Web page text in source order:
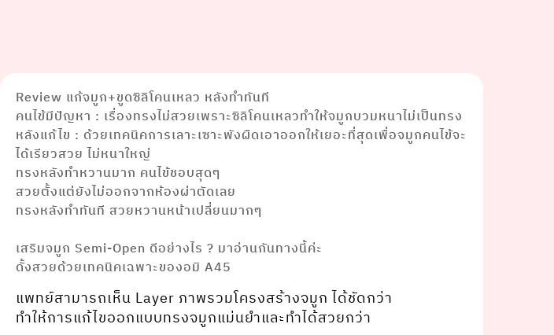
Review แก้จมูก+ขูดซิลิโคนเหลว หลังทำทันที
คนไข้มีปัญหา : เรื่องทรงไม่สวยเพราะซิลิโคนเหลวทำให้จมูกบวมหนาไม่เป็นทรง
หลังแก้ไข : ด้วยเทคนิคการเลาะเซาะพังผืดเอาออกให้เยอะที่สุดเพื่อจมูกคนไข้จะ
ได้เรียวสวย ไม่หนาใหญ่
ทรงหลังทำหวานมาก คนไข้ชอบสุดๆ
สวยตั้งแต่ยังไม่ออกจากห้องผ่าตัดเลย
ทรงหลังทำทันที สวยหวานหน้าเปลี่ยนมากๆ
เสริมจมูก Semi-Open ดีอย่างไร ? มาอ่านกันทางนี้ค่ะ
ดั้งสวยด้วยเทคนิคเฉพาะของอมิ A45⠀⠀ ⠀⠀⠀⠀⠀⠀⠀⠀⠀ ⠀⠀
แพทย์สามารถเห็น Layer ภาพรวมโครงสร้างจมูก ได้ชัดกว่า
ทำให้การแก้ไขออกแบบทรงจมูกแม่นยำและทำได้สวยกว่า ⠀⠀